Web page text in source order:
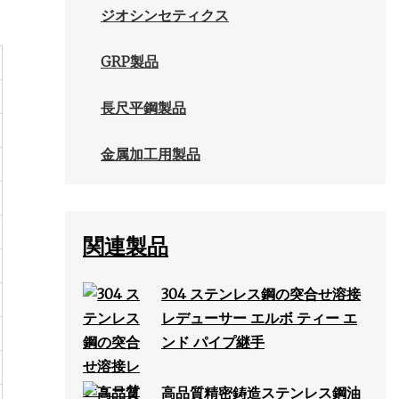
ジオシンセティクス
GRP製品
長尺平鋼製品
金属加工用製品
関連製品
304 ステンレス鋼の突合せ溶接
レデューサー エルボ ティー エ
ンド パイプ継手
高品質精密鋳造ステンレス鋼油